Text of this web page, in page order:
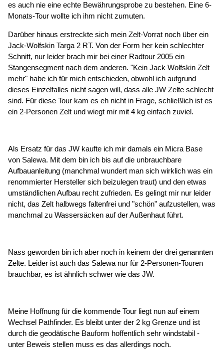
es auch nie eine echte Bewährungsprobe zu bestehen. Eine 6-
Monats-Tour wollte ich ihm nicht zumuten.
Darüber hinaus erstreckte sich mein Zelt-Vorrat noch über ein
Jack-Wolfskin Targa 2 RT. Von der Form her kein schlechter
Schnitt, nur leider brach mir bei einer Radtour 2005 ein
Stangensegment nach dem anderen. "Kein Jack Wolfskin Zelt
mehr" habe ich für mich entschieden, obwohl ich aufgrund
dieses Einzelfalles nicht sagen will, dass alle JW Zelte schlecht
sind. Für diese Tour kam es eh nicht in Frage, schließlich ist es
ein 2-Personen Zelt und wiegt mir mit 4 kg einfach zuviel.
Als Ersatz für das JW kaufte ich mir damals ein Micra Base
von Salewa. Mit dem bin ich bis auf die unbrauchbare
Aufbauanleitung (manchmal wundert man sich wirklich was ein
renommierter Hersteller sich beizulegen traut) und den etwas
umständlichen Aufbau recht zufrieden. Es gelingt mir nur leider
nicht, das Zelt halbwegs faltenfrei und "schön" aufzustellen, was
manchmal zu Wassersäcken auf der Außenhaut führt.
Nass geworden bin ich aber noch in keinem der drei genannten
Zelte. Leider ist auch das Salewa nur für 2-Personen-Touren
brauchbar, es ist ähnlich schwer wie das JW.
Meine Hoffnung für die kommende Tour liegt nun auf einem
Wechsel Pathfinder. Es bleibt unter der 2 kg Grenze und ist
durch die geodätische Bauform hoffentlich sehr windstabil -
unter Beweis stellen muss es das allerdings noch.